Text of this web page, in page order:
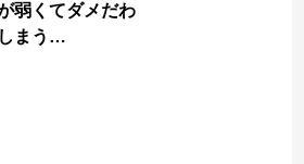
弱くてダメだわ
まう…